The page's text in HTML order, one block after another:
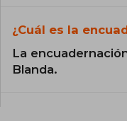
¿Cuál es la
La
Blanda.